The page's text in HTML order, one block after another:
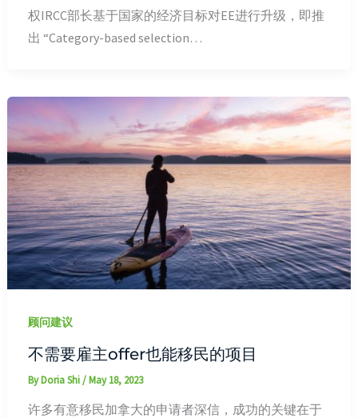
权IRCC部长基于国家的经济目标对EE进行升级，即推
出 “Category-based selection…
顾问建议
不需要雇主offer也能移民的项目
ByDoria Shi/May 18, 2023
许多有意移民加拿大的申请者深信，成功的关键在于